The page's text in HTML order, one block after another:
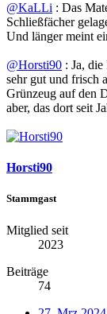
@KaLLi : Das
Schließfächer
Und länger meint
@Horsti90 : Ja,
sehr gut und frisch
Grünzeug auf den
aber, das dort seit
Horsti90
Stammgast
Mitglied seit
2023
Beiträge
74